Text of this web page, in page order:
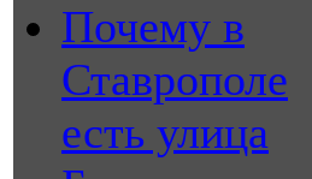
Почему в
Ставрополе
есть улица